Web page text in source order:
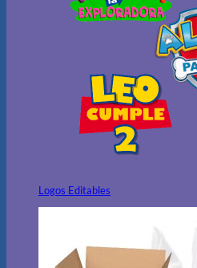
Logos Editables